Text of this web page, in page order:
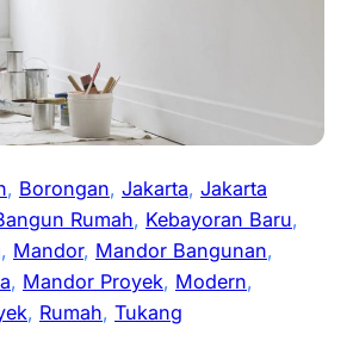
, Borongan, Jakarta, Jakarta
Rumah, Kebayoran Baru
, Mandor, Mandor Bangunan
, Mandor Proyek, Modern
, Rumah, Tukang